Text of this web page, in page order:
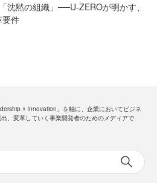
沈黙の組織」──U-ZEROが明かす、
要件
☓ Innovation」を軸に、企業においてビジネ
出、変革していく事業開発者のためのメディアで